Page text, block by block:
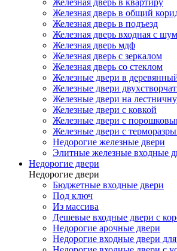
Железная дверь в квартиру
Железная дверь в общий
Железная дверь в подъезд
Железная дверь входная с
Железная дверь мдф
Железная дверь с зеркалом
Железная дверь со стеклом
Железные двери в
Железные двери
Железные двери на
Железные двери с ковкой
Железные двери с
Железные двери с
Недорогие железные двери
Элитные железные входные
Недорогие двери
Недорогие двери
Бюджетные входные двери
Под ключ
Из массива
Дешевые входные двери с
Недорогие арочные двери
Недорогие входные двери